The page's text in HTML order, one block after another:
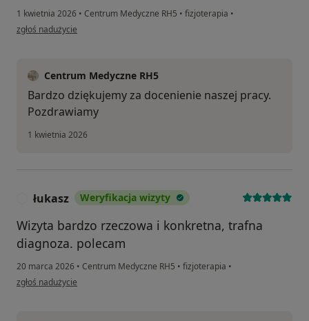
1 kwietnia 2026 • Centrum Medyczne RH5 • fizjoterapia •
w opinii użytkownika Oktawian
zgłoś nadużycie
Centrum Medyczne RH5
Bardzo dziękujemy za docenienie naszej pracy.
Pozdrawiamy
1 kwietnia 2026
łukasz Weryfikacja wizyty
Wizyta bardzo rzeczowa i konkretna, trafna
diagnoza. polecam
20 marca 2026 • Centrum Medyczne RH5 • fizjoterapia •
w opinii użytkownika łukasz
zgłoś nadużycie